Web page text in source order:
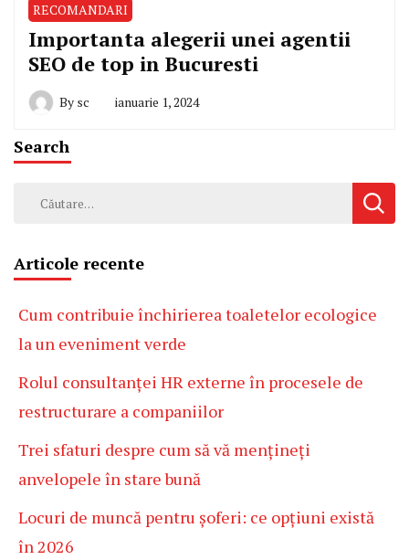
RECOMANDARI
Importanta alegerii unei agentii
SEO de top in Bucuresti
By sc ianuarie 1, 2024
Search
Caută
Articole recente
Cum contribuie închirierea toaletelor ecologice
la un eveniment verde
Rolul consultanței HR externe în procesele de
restructurare a companiilor
Trei sfaturi despre cum să vă mențineți
anvelopele în stare bună
Locuri de muncă pentru șoferi: ce opțiuni există
în 2026